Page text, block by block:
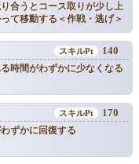
合うとコース取りが少し上
て移動する＜作戦・逃げ＞
140
時間がわずかに少なくなる
170
ずかに回復する